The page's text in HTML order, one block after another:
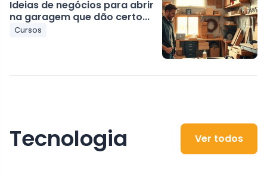
Ideias de negócios para abrir
na garagem que dão certo...
Cursos
Tecnologia Ver todos